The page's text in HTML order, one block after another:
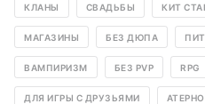
КЛАНЫ СВАДЬБЫ КИТ
МАГАЗИНЫ БЕЗ ДЮПА
ВАМПИРИЗМ БЕЗ PVP RPG
ДЛЯ ИГРЫ С ДРУЗЬЯМИ